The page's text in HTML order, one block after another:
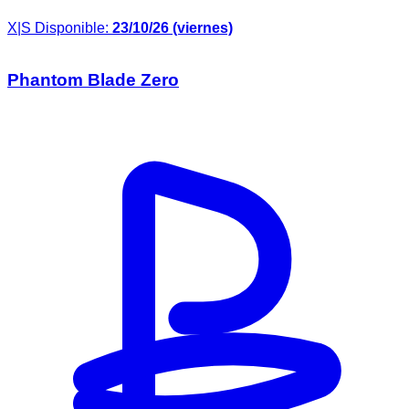
X|S Disponible: 23/10/26 (viernes)
Phantom Blade Zero